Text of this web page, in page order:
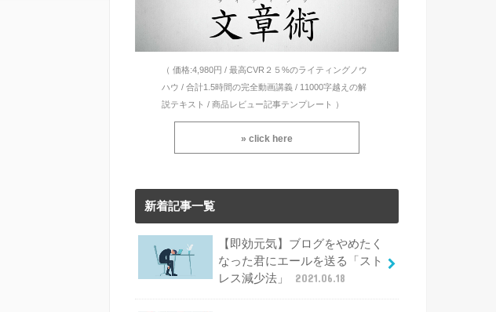
（ 価格:4,980円 / 最高CVR２５%のライティングノウ
ハウ / 合計1.5時間の完全動画講義 / 11000字越えの解
説テキスト / 商品レビュー記事テンプレート ）
» click here
新着記事一覧
【即効元気】ブログをやめたく
なった君にエールを送る「スト
レス減少法」
2021.06.18